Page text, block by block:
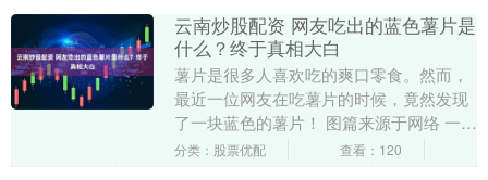
云南炒股配资 网友吃出的蓝色薯片是
什么？终于真相大白
薯片是很多人喜欢吃的爽口零食。然而，
最近一位网友在吃薯片的时候，竟然发现
了一块蓝色的薯片！ 图篇来源于网络 一时
间， “蓝色薯片”的话题迅速霸占网络热
分类：股票优配 查看：120